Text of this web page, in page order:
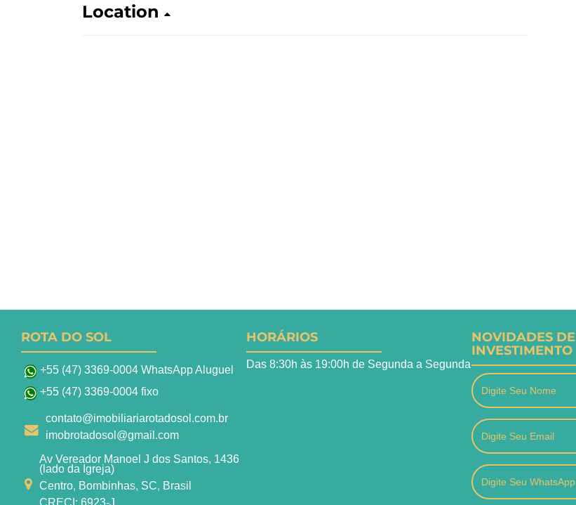
Location
ROTA DO SOL
+55 (47) 3369-0004 WhatsApp Aluguel
+55 (47) 3369-0004 fixo
contato@imobiliariarotadosol.com.br
imobrotadosol@gmail.com
Av Vereador Manoel J dos Santos, 1436
(lado da Igreja)
Centro, Bombinhas, SC, Brasil
CRECI: 6923-J
HORÁRIOS
Das 8:30h às 19:00h de Segunda a Segunda
NOVIDADES DE
INVESTIMENTO